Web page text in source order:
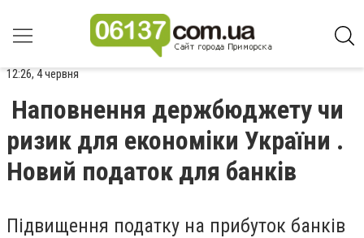
12:26, 4 червня
Наповнення держбюджету чи
ризик для економіки України .
Новий податок для банків
Підвищення податку на прибуток банків